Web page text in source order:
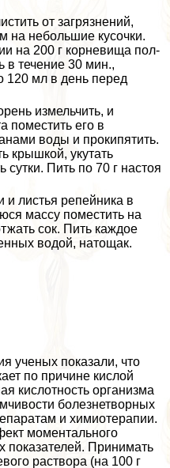
от загрязнений,
на небольшие кусочки.
на 200 г корневища пол-
в течение 30 мин.,
120 мл в день перед
измельчить, и
поместить его в
воды и прокипятить.
крышкой, укутать
сутки. Пить по 70 г настоя
и листья репейника в
массу поместить на
сок. Пить каждое
водой, натощак.
ученых показали, что
по причине кислой
кислотность организма
болезнетворных
и химиотерапии.
моментального
показателей. Принимать
раствора (на 100 г